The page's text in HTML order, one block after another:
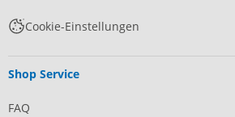
Cookie-Einstellungen
Shop Service
FAQ